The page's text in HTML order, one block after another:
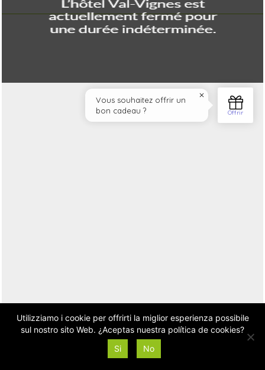
Utilizziamo i cookie per offrirti la miglior esperienza possibile
sul nostro sito Web. ¿Aceptas nuestra política de cookies?
Si
No